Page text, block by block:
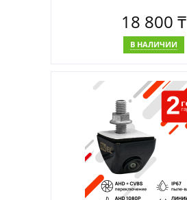
18 800 ₸
В НАЛИЧИИ